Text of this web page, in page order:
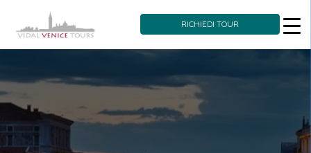
Skip
content
RICHIEDI TOUR